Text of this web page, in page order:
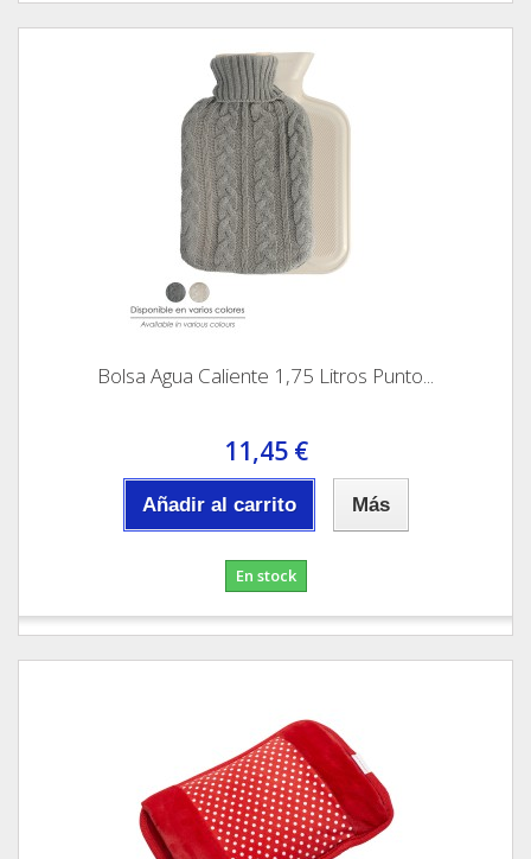
Bolsa Agua Caliente 1,75 Litros Punto...
11,45 €
Añadir al carrito Más
En stock